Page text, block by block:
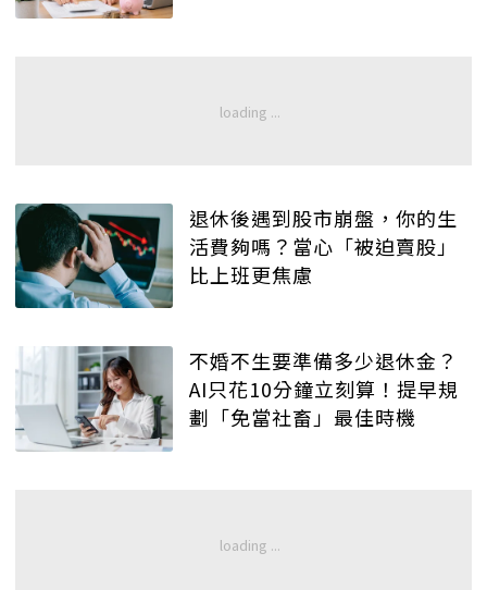
退休後遇到股市崩盤，你的生
活費夠嗎？當心「被迫賣股」
比上班更焦慮
不婚不生要準備多少退休金？
AI只花10分鐘立刻算！提早規
劃「免當社畜」最佳時機